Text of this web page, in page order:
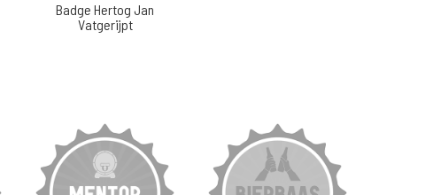
Badge Hertog Jan
Vatgerijpt